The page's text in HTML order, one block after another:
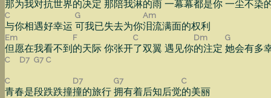
那为我对抗世界的决定 那陪我淋的雨 一幕幕都是你 一尘不染
C
与你相遇好幸运
G
可我已失去为你
Am
泪流满面的权利
Em
但愿在我看不到
F
的天际 你张开
C
了双翼 遇见你
Dm
的注定
G
她会有多
C D7 G7 C
C
青春是段跌跌撞
D7
撞的旅行
G7
拥有着后知后觉
C
的美丽